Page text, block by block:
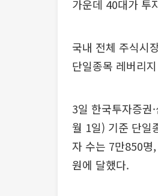
가운데 40대가 투
국내 전체 주식시
단일종목 레버리
3일 한국투자증권
월 1일) 기준 단일
자 수는 7만850명
원에 달했다.